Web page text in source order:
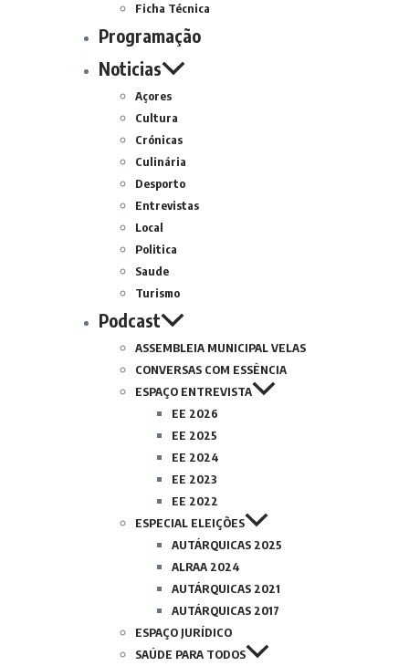
Ficha Técnica
Programação
Noticias
Açores
Cultura
Crónicas
Culinária
Desporto
Entrevistas
Local
Politica
Saude
Turismo
Podcast
ASSEMBLEIA MUNICIPAL VELAS
CONVERSAS COM ESSÊNCIA
ESPAÇO ENTREVISTA
EE 2026
EE 2025
EE 2024
EE 2023
EE 2022
ESPECIAL ELEIÇÕES
AUTÁRQUICAS 2025
ALRAA 2024
AUTÁRQUICAS 2021
AUTÁRQUICAS 2017
ESPAÇO JURÍDICO
SAÚDE PARA TODOS